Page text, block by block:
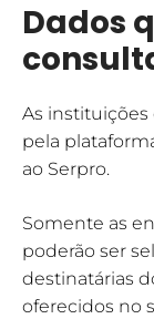
Dados
As
pela
ao Serpro.
Somente as
poderão ser
destinatárias
oferecidos no